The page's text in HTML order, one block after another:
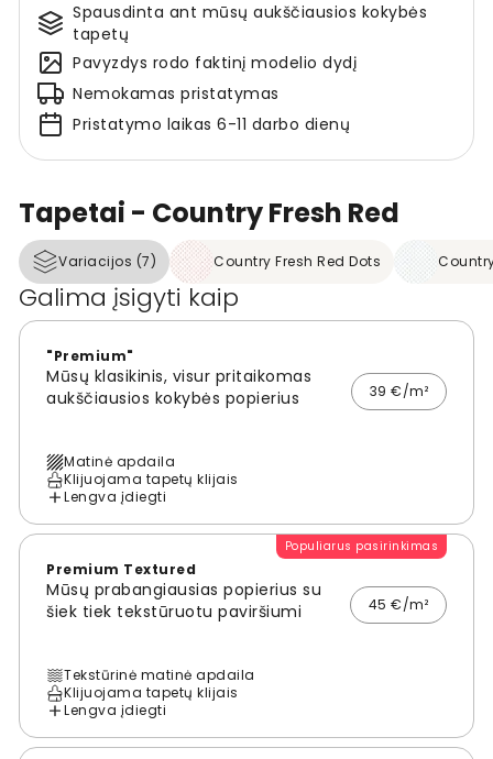
Tapetai - Country Fresh Red
Variacijos (7) Country Fresh Red Dots
Galima įsigyti kaip
"Premium"
Mūsų klasikinis, visur pritaikomas
aukščiausios kokybės popierius
39 €/m²
Matinė apdaila
Klijuojama tapetų klijais
Lengva įdiegti
Populiarus pasirinkimas
Premium Textured
Mūsų prabangiausias popierius su
šiek tiek tekstūruotu paviršiumi
45 €/m²
Tekstūrinė matinė apdaila
Klijuojama tapetų klijais
Lengva įdiegti
Spausdinta ant mūsų aukščiausios kokybės
tapetų
Pavyzdys rodo faktinį modelio dydį
Nemokamas pristatymas
Pristatymo laikas 6-11 darbo dienų